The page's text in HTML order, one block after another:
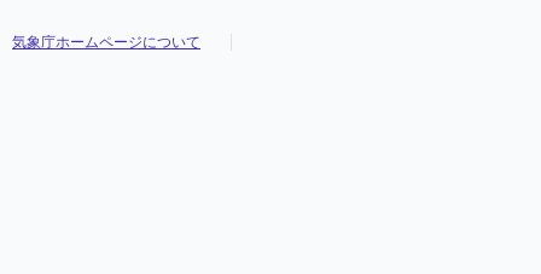
気象庁ホームページについて